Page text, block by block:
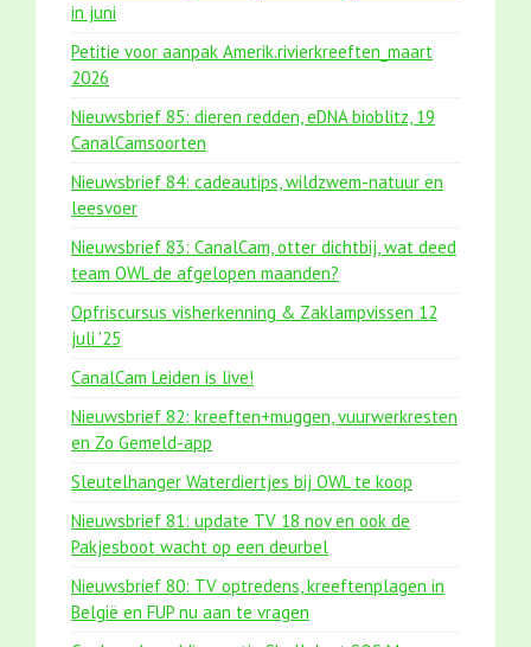
in juni
Petitie voor aanpak Amerik.rivierkreeften_maart
2026
Nieuwsbrief 85: dieren redden, eDNA bioblitz, 19
CanalCamsoorten
Nieuwsbrief 84: cadeautips, wildzwem-natuur en
leesvoer
Nieuwsbrief 83: CanalCam, otter dichtbij, wat deed
team OWL de afgelopen maanden?
Opfriscursus visherkenning & Zaklampvissen 12
juli '25
CanalCam Leiden is live!
Nieuwsbrief 82: kreeften+muggen, vuurwerkresten
en Zo Gemeld-app
Sleutelhanger Waterdiertjes bij OWL te koop
Nieuwsbrief 81: update TV 18 nov en ook de
Pakjesboot wacht op een deurbel
Nieuwsbrief 80: TV optredens, kreeftenplagen in
België en FUP nu aan te vragen